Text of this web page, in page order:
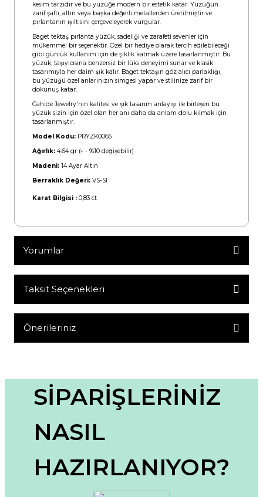
kesim tarzıdır ve bu yüzüğe modern bir estetik katar. Yüzüğün
zarif şaftı, altın veya başka değerli metallerden üretilmiştir ve
pırlantanın ışıltısını çerçeveleyerek vurgular.
Baget tektaş pırlanta yüzük, sadeliği ve zarafeti sevenler için
mükemmel bir seçenektir. Özel bir hediye olarak tercih edilebileceği
gibi günlük kullanım için de şıklık katmak üzere tasarlanmıştır. Bu
yüzük, taşıyıcısına benzersiz bir lüks deneyimi sunar ve klasik
tasarımıyla her daim şık kalır. Baget tektaşın göz alıcı parlaklığı,
bu yüzüğü özel anlarınızın simgesi yapar ve stilinize zarif bir
dokunuş katar.
Cahide Jewelry'nin kalitesi ve şık tasarım anlayışı ile birleşen bu
yüzük sizin için özel olan her anı daha da anlam dolu kılmak için
tasarlanmıştır.
Model Kodu: PRYZK0065
Ağırlık: 4.64 gr (+ - %10 değişebilir)
Madeni: 14 Ayar Altın
Berraklık Değeri: VS-SI
Karat Bilgisi : 0,83 ct
Yorumlar
Bu ürüne ilk yorumu siz yapın!
Taksit Seçenekleri
Önerileriniz
Görüş ve önerileriniz için teşekkür ederiz.
Ürün resmi kalitesiz, bozuk veya görüntülenemiyor.
Ürün açıklamasında eksik bilgiler bulunuyor.
Ürün fiyatı diğer sitelerden daha pahalı.
Bu ürüne benzer farklı alternatifler olmalı.
SİPARİŞLERİNİZ
NASIL
HAZIRLANIYOR?